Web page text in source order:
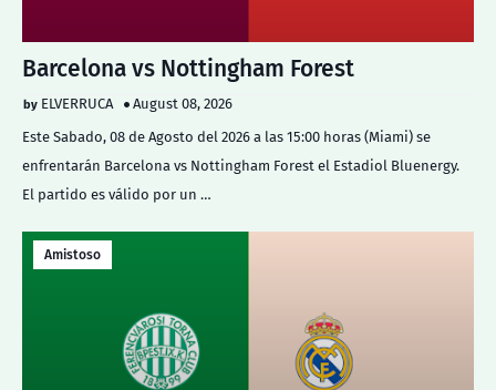
Barcelona vs Nottingham Forest
ELVERRUCA
August 08, 2026
Este Sabado, 08 de Agosto del 2026 a las 15:00 horas (Miami) se
enfrentarán Barcelona vs Nottingham Forest el Estadiol Bluenergy.
El partido es válido por un …
Amistoso